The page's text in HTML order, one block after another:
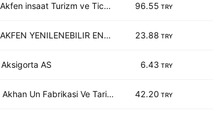
Akfen insaat Turizm ve Ticaret AS 96.55 TRY
AKFEN YENILENEBILIR ENERJI A.S. 23.88 TRY
Aksigorta AS 6.43 TRY
Akhan Un Fabrikasi Ve Tarim Urunleri Gida Sanayi Ticaret Anonim Sirketi 42.20 TRY